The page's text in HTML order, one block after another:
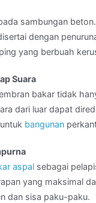
sambungan
dengan
yang berbuah
Suara
bakar tidak
dari luar dapat
bangunan
aspal sebagai
yang maksimal
dan sisa paku-paku.